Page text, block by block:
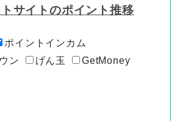
サイトのポイント推移
ポイントインカム
ン
げん玉
GetMoney